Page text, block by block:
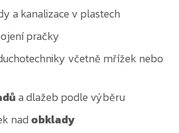
a kanalizace v plastech
pračky
včetně mřížek nebo
a dlažeb podle výběru
nadobklady